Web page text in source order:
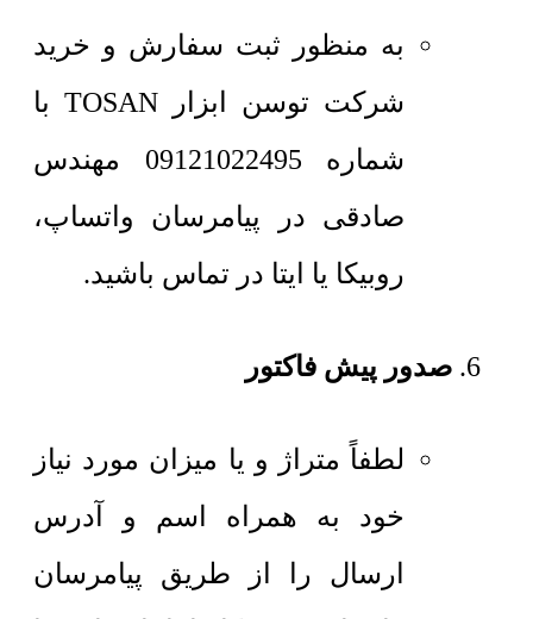
به منظور ثبت سفارش و خرید
شرکت توسن ابزار TOSAN با
شماره 09121022495 مهندس
صادقی در پیامرسان واتساپ،
روبیکا یا ایتا در تماس باشید.
صدور پیش فاکتور
لطفاً متراژ و یا میزان مورد نیاز
خود به همراه اسم و آدرس
ارسال را از طریق پیامرسان